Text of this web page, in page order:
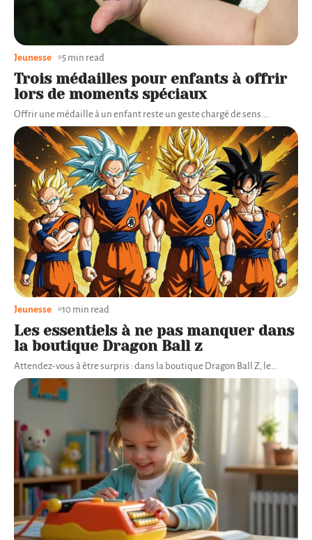
Trois médailles pour enfants à offrir
lors de moments spéciaux
Offrir une médaille à un enfant reste un geste chargé de sens.
Jeunesse 5 min read
Les essentiels à ne pas manquer dans
la boutique Dragon Ball z
Attendez-vous à être surpris : dans la boutique Dragon Ball Z, le
Jeunesse 10 min read